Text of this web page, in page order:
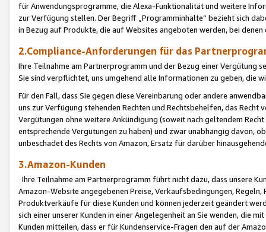
für Anwendungsprogramme, die Alexa-Funktionalität und weitere
zur Verfügung stellen. Der Begriff „Programminhalte“ bezieht sich
in Bezug auf Produkte, die auf Websites angeboten werden, bei
2.Compliance-Anforderungen für das
Ihre Teilnahme am Partnerprogramm und der Bezug einer Vergütung
Sie sind verpflichtet, uns umgehend alle Informationen zu geben, die
Für den Fall, dass Sie gegen diese Vereinbarung oder andere
uns zur Verfügung stehenden Rechten und Rechtsbehelfen, das
Vergütungen ohne weitere Ankündigung (soweit nach geltendem
entsprechende Vergütungen zu haben) und zwar unabhängig davon,
unbeschadet des Rechts von Amazon, Ersatz für darüber
3.Amazon-Kunden
Ihre Teilnahme am Partnerprogramm führt nicht dazu, dass unsere
Amazon-Website angegebenen Preise, Verkaufsbedingungen,
Produktverkäufe für diese Kunden und können jederzeit geändert
sich einer unserer Kunden in einer Angelegenheit an Sie wenden, die
Kunden mitteilen, dass er für Kundenservice-Fragen den auf der